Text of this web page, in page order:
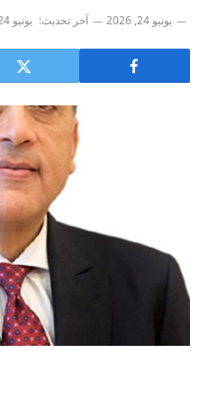
يونيو 24, 2026 آخر تحديث: يونيو 24, 2026